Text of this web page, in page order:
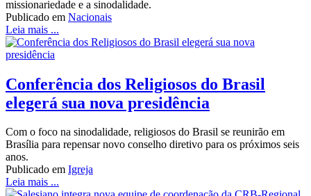
missionariedade e a sinodalidade.
Publicado em Nacionais
Leia mais ...
Conferência dos Religiosos do Brasil
elegerá sua nova presidência
Com o foco na sinodalidade, religiosos do Brasil se reunirão em
Brasília para repensar novo conselho diretivo para os próximos seis
anos.
Publicado em Igreja
Leia mais ...